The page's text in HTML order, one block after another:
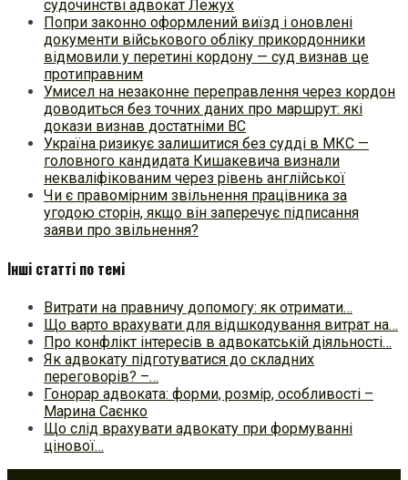
судочинстві адвокат Лежух
Попри законно оформлений виїзд і оновлені
документи військового обліку прикордонники
відмовили у перетині кордону — суд визнав це
протиправним
Умисел на незаконне переправлення через кордон
доводиться без точних даних про маршрут: які
докази визнав достатніми ВС
Україна ризикує залишитися без судді в МКС —
головного кандидата Кишакевича визнали
некваліфікованим через рівень англійської
Чи є правомірним звільнення працівника за
угодою сторін, якщо він заперечує підписання
заяви про звільнення?
Інші статті по темі
Витрати на правничу допомогу: як отримати…
Що варто врахувати для відшкодування витрат на…
Про конфлікт інтересів в адвокатській діяльності…
Як адвокату підготуватися до складних
переговорів? –…
Гонорар адвоката: форми, розмір, особливості –
Марина Саєнко
Що слід врахувати адвокату при формуванні
цінової…